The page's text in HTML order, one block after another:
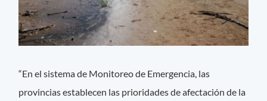
“En el sistema de Monitoreo de Emergencia, las
provincias establecen las prioridades de afectación de la